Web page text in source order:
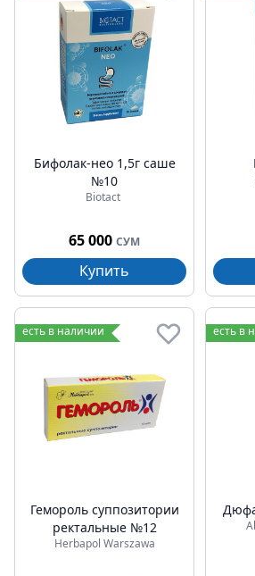
Бифолак-нео 1,5г саше
№10
Biotact
65 000 СУМ
Купить
есть в наличии
Гемороль суппозитории
ректальные №12
Herbapol Warszawa
есть в